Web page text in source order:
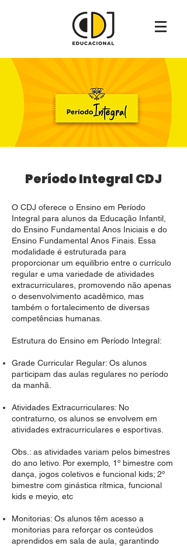
Período Integral CDJ
O CDJ oferece o Ensino em Período
Integral para alunos da Educação Infantil,
do Ensino Fundamental Anos Iniciais e do
Ensino Fundamental Anos Finais. Essa
modalidade é estruturada para
proporcionar um equilíbrio entre o currículo
regular e uma variedade de atividades
extracurriculares, promovendo não apenas
o desenvolvimento acadêmico, mas
também o fortalecimento de diversas
competências humanas.
Estrutura do Ensino em Período Integral:
Grade Curricular Regular: Os alunos
participam das aulas regulares no período
da manhã.
Atividades Extracurriculares: No
contraturno, os alunos se envolvem em
atividades extracurriculares e esportivas.
Obs.: as atividades variam pelos bimestres
do ano letivo. Por exemplo, 1º bimestre com
dança, jogos coletivos e funcional kids; 2º
bimestre com ginástica rítmica, funcional
kids e meyio, etc
Monitorias: Os alunos têm acesso a
monitorias para reforçar os conteúdos
aprendidos em sala de aula, garantindo